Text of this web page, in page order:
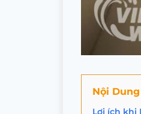
Nội
Lợi ích khi